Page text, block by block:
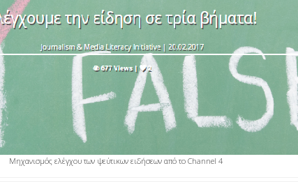
Μηχανισμός ελέγχου των ψεύτικων ειδήσεων από το Channel 4